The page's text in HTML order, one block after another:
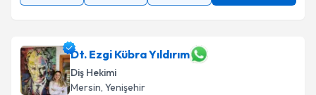
Dt. Ezgi Kübra Yıldırım
Diş Hekimi
Mersin, Yenişehir